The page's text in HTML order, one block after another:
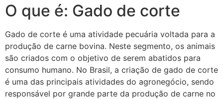
O que é: Gado de corte
Gado de corte é uma atividade pecuária voltada para a
produção de carne bovina. Neste segmento, os animais
são criados com o objetivo de serem abatidos para
consumo humano. No Brasil, a criação de gado de corte
é uma das principais atividades do agronegócio, sendo
responsável por grande parte da produção de carne no